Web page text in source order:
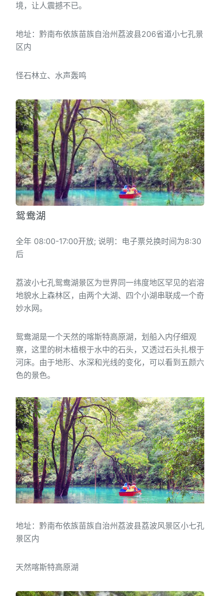
境，让人震撼不已。
地址：黔南布依族苗族自治州荔波县206省道小七孔景
区内
怪石林立、水声轰鸣
鸳鸯湖
全年 08:00-17:00开放; 说明：电子票兑换时间为8:30
后
荔波小七孔鸳鸯湖景区为世界同一纬度地区罕见的岩溶
地貌水上森林区，由两个大湖、四个小湖串联成一个奇
妙水网。
鸳鸯湖是一个天然的喀斯特高原湖，划船入内仔细观
察，这里的树木植根于水中的石头，又透过石头扎根于
河床。由于地形、水深和光线的变化，可以看到五颜六
色的景色。
地址：黔南布依族苗族自治州荔波县荔波风景区小七孔
景区内
天然喀斯特高原湖